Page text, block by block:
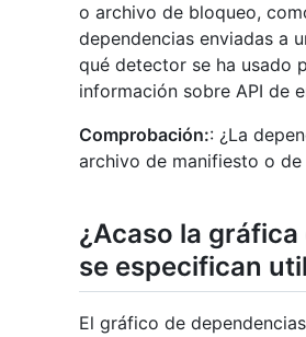
o archivo de bloqueo,
dependencias enviadas a
qué detector se ha usado
información sobre API de
Comprobación:: ¿La
archivo de manifiesto o
¿Acaso la
se especifican
El gráfico de